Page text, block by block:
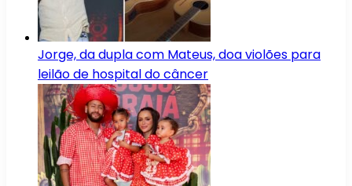
Jorge, da dupla com Mateus, doa violões para
leilão de hospital do câncer